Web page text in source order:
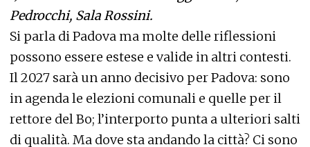
Pedrocchi, Sala Rossini.
Si parla di Padova ma molte delle riflessioni
possono essere estese e valide in altri contesti.
Il 2027 sarà un anno decisivo per Padova: sono
in agenda le elezioni comunali e quelle per il
rettore del Bo; l’interporto punta a ulteriori salti
di qualità. Ma dove sta andando la città? Ci sono